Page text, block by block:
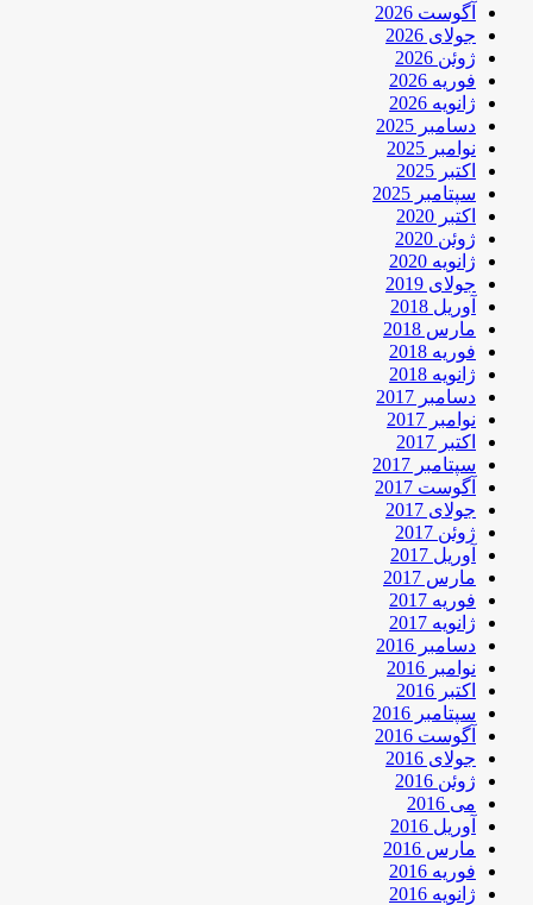
آگوست 2026
جولای 2026
ژوئن 2026
فوریه 2026
ژانویه 2026
دسامبر 2025
نوامبر 2025
اکتبر 2025
سپتامبر 2025
اکتبر 2020
ژوئن 2020
ژانویه 2020
جولای 2019
آوریل 2018
مارس 2018
فوریه 2018
ژانویه 2018
دسامبر 2017
نوامبر 2017
اکتبر 2017
سپتامبر 2017
آگوست 2017
جولای 2017
ژوئن 2017
آوریل 2017
مارس 2017
فوریه 2017
ژانویه 2017
دسامبر 2016
نوامبر 2016
اکتبر 2016
سپتامبر 2016
آگوست 2016
جولای 2016
ژوئن 2016
می 2016
آوریل 2016
مارس 2016
فوریه 2016
ژانویه 2016